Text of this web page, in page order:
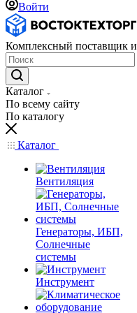
Войти
Комплексный поставщик
Каталог
По всему сайту
По каталогу
Каталог
Вентиляция
Генераторы, ИБП,
Солнечные
системы
Инструмент